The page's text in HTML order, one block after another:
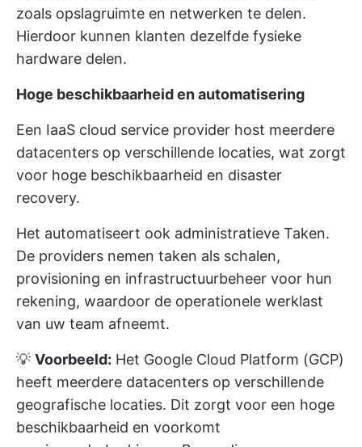
zoals opslagruimte en netwerken te delen.
Hierdoor kunnen klanten dezelfde fysieke
hardware delen.
Hoge beschikbaarheid en automatisering
Een IaaS cloud service provider host meerdere
datacenters op verschillende locaties, wat zorgt
voor hoge beschikbaarheid en disaster
recovery.
Het automatiseert ook administratieve Taken.
De providers nemen taken als schalen,
provisioning en infrastructuurbeheer voor hun
rekening, waardoor de operationele werklast
van uw team afneemt.
💡 Voorbeeld: Het Google Cloud Platform (GCP)
heeft meerdere datacenters op verschillende
geografische locaties. Dit zorgt voor een hoge
beschikbaarheid en voorkomt